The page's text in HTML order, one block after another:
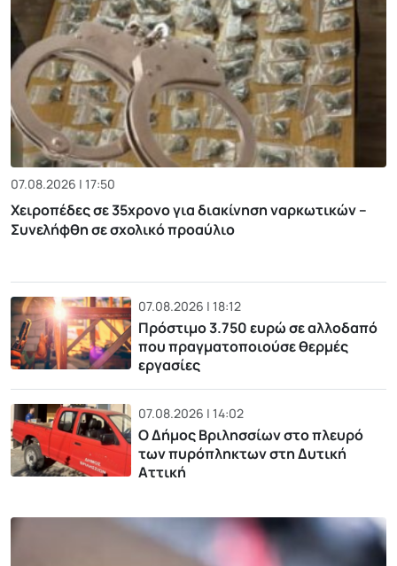
07.08.2026 | 17:50
Χειροπέδες σε 35χρονο για διακίνηση ναρκωτικών –
Συνελήφθη σε σχολικό προαύλιο
07.08.2026 | 18:12
Πρόστιμο 3.750 ευρώ σε αλλοδαπό
που πραγματοποιούσε θερμές
εργασίες
07.08.2026 | 14:02
Ο Δήμος Βριλησσίων στο πλευρό
των πυρόπληκτων στη Δυτική
Αττική